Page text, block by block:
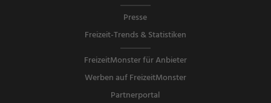
Presse
Freizeit-Trends & Statistiken
FreizeitMonster für Anbieter
Werben auf FreizeitMonster
Partnerportal